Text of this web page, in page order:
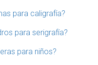
para caligrafía?
para serigrafía?
para niños?